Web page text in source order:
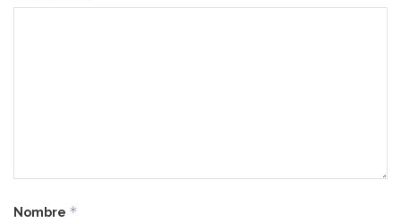
Nombre *